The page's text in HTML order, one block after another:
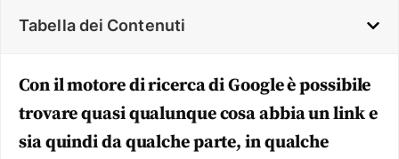
Tabella dei Contenuti
Con il motore di ricerca di Google è possibile
trovare quasi qualunque cosa abbia un link e
sia quindi da qualche parte, in qualche